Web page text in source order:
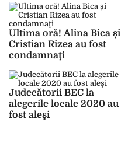
Ultima oră! Alina Bica și
Cristian Rizea au fost
condamnaţi
Judecătorii BEC la
alegerile locale 2020 au
fost aleşi